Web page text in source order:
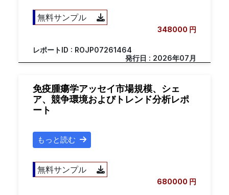
無料サンプル
348000 円
レポートID : ROJP07261464
発行日 : 2026年07月
免疫腫瘍学アッセイ市場規模、シェ
ア、競争環境およびトレンド分析レポ
ート
もっと読む
無料サンプル
680000 円